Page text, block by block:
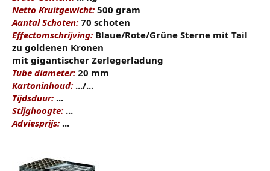
Netto Kruitgewicht: 500 gram
Aantal Schoten: 70 schoten
Effectomschrijving: Blaue/Rote/Grüne Sterne mit Tail
zu goldenen Kronen
mit gigantischer Zerlegerladung
Tube diameter: 20 mm
Kartoninhoud: .../...
Tijdsduur: ...
Stijghoogte: ...
Adviesprijs: ...